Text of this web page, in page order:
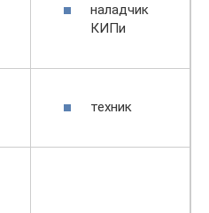
наладчик
КИПи
техник